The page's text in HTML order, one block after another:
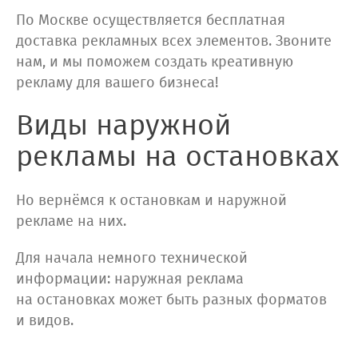
По Москве осуществляется бесплатная
доставка рекламных всех элементов. Звоните
нам, и мы поможем создать креативную
рекламу для вашего бизнеса!
Виды наружной
рекламы на остановках
Но вернёмся к остановкам и наружной
рекламе на них.
Для начала немного технической
информации: наружная реклама
на остановках может быть разных форматов
и видов.